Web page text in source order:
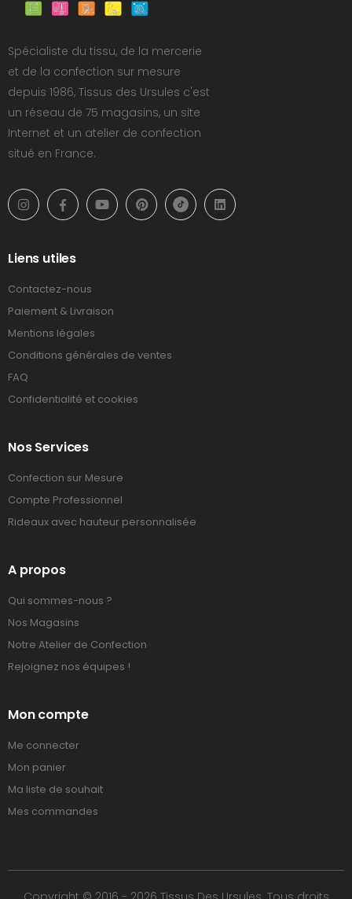
Spécialiste du tissu, de la mercerie
et de la confection sur mesure
depuis 1986, Tissus des Ursules c'est
un réseau de 75 magasins, un site
Internet et un atelier de confection
situé en France.
Liens utiles
Contactez-nous
Paiement & Livraison
Mentions légales
Conditions générales de ventes
FAQ
Confidentialité et cookies
Nos Services
Confection sur Mesure
Compte Professionnel
Rideaux avec hauteur personnalisée
A propos
Qui sommes-nous ?
Nos Magasins
Notre Atelier de Confection
Rejoignez nos équipes !
Mon compte
Me connecter
Mon panier
Ma liste de souhait
Mes commandes